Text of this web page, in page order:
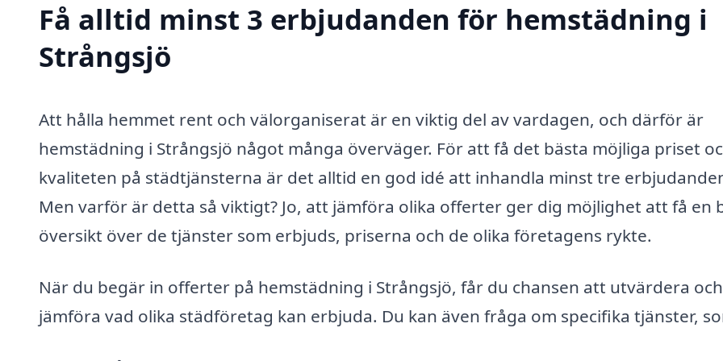
Få alltid minst 3 erbjudanden för hemstädning i
Strångsjö
Att hålla hemmet rent och välorganiserat är en viktig del av vardagen, och därför är
hemstädning i Strångsjö något många överväger. För att få det bästa möjliga priset
kvaliteten på städtjänsterna är det alltid en god idé att inhandla minst tre
Men varför är detta så viktigt? Jo, att jämföra olika offerter ger dig möjlighet att få en
översikt över de tjänster som erbjuds, priserna och de olika företagens rykte.
När du begär in offerter på hemstädning i Strångsjö, får du chansen att utvärdera och
jämföra vad olika städföretag kan erbjuda. Du kan även fråga om specifika tjänster,